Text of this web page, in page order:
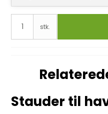
stk.
Stauder til